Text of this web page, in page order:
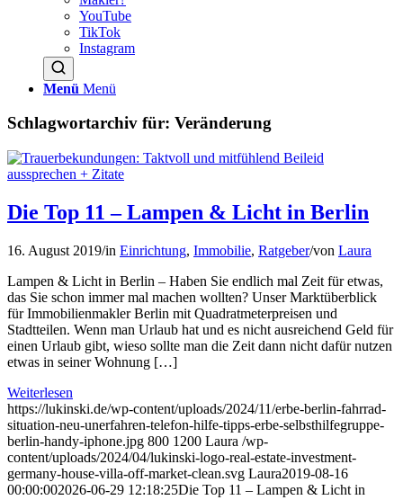
YouTube
TikTok
Instagram
Menü Menü
Schlagwortarchiv für: Veränderung
Die Top 11 – Lampen & Licht in Berlin
16. August 2019/in Einrichtung, Immobilie, Ratgeber/von Laura
Lampen & Licht in Berlin – Haben Sie endlich mal Zeit für etwas,
das Sie schon immer mal machen wollten? Unser Marktüberblick
für Immobilienmakler Berlin mit Quadratmeterpreisen und
Stadtteilen. Wenn man Urlaub hat und es nicht ausreichend Geld für
einen Urlaub gibt, wieso sollte man die Zeit dann nicht dafür nutzen
etwas in seiner Wohnung […]
Weiterlesen
https://lukinski.de/wp-content/uploads/2024/11/erbe-berlin-fahrrad-
situation-neu-unerfahren-telefon-hilfe-tipps-erbe-selbsthilfegruppe-
berlin-handy-iphone.jpg 800 1200 Laura /wp-
content/uploads/2024/04/lukinski-logo-real-estate-investment-
germany-house-villa-off-market-clean.svg Laura2019-08-16
00:00:002026-06-29 12:18:25Die Top 11 – Lampen & Licht in